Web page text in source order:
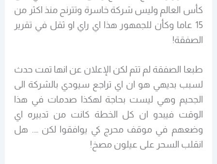
كأس العالم وليس شركة خاسرة وتترنح منذ اكثر من
15 عاما وكأن للجمهور هذا اي راي او ثقل في تقرير
الصفقة!
طبعا الصفقة لم تتم لكن الإعلان عن انها تمت حدث
لسبب بديهي هو ان اي تراجع سيودي بالشركة الى
الجحيم وهي ليست بحاجة لهكذا صدمات في هذا
الوقت فيبدو ان كل الخطة كانت من تدبيره اي
وضعهم في موقف محرج كي يوافقوا لكن …. هل
انقلب السحر على عيلون مصخ!